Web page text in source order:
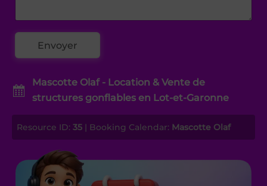
Mascotte Olaf - Location & Vente de
structures gonflables en Lot-et-Garonne
Resource ID: 35 | Booking Calendar: Mascotte Olaf